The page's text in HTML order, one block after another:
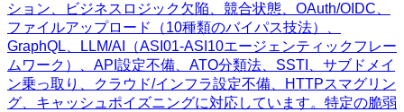
ション、ビジネスロジック欠陥、競合状態、OAuth/OIDC、
ファイルアップロード（10種類のバイパス技法）、
GraphQL、LLM/AI（ASI01-ASI10エージェンティックフレー
ムワーク）、API設定不備、ATO分類法、SSTI、サブドメイ
ン乗っ取り、クラウド/インフラ設定不備、HTTPスマグリン
グ、キャッシュポイズニングに対応しています。特定の脆弱